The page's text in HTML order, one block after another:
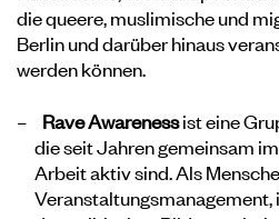
die queere, muslimische und
Berlin und darüber hinaus
werden können.
Rave Awarenessist eine
die seit Jahren gemeinsam
Arbeit aktiv sind. Als
Veranstaltungsmanagement,